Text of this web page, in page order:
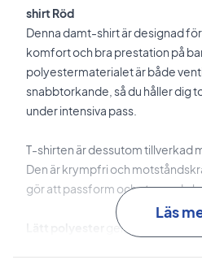
shirt Röd
Denna damt-shirt är designad
komfort och bra prestation på
polyestermaterialet är både
snabbtorkande, så du håller dig
under intensiva pass.
T-shirten är dessutom tillverkad
Den är krympfri och
gör att passform och utseende
ger hög komfort
Läs